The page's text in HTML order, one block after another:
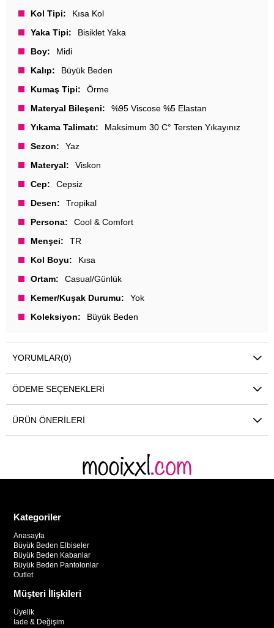
Kol Tipi
Kısa Kol
Yaka Tipi
Bisiklet Yaka
Boy
Midi
Kalıp
Büyük Beden
Kumaş Tipi
Örme
Materyal Bileşeni
%95 Viscose %5 Elastan
Yıkama Talimatı
Maksimum 30 C° Tersten Yıkayınız
Sezon
Yaz
Materyal
Viskon
Cep
Cepsiz
Desen
Tropikal
Persona
Cool & Comfort
Menşei
TR
Kol Boyu
Kısa
Ortam
Casual/Günlük
Kemer/Kuşak Durumu
Yok
Koleksiyon
Büyük Beden
YORUMLAR(0)
ÖDEME SEÇENEKLERI
ÜRÜN ÖNERILERI
Kategoriler
Anasayfa
Büyük Beden Elbiseler
Büyük Beden Kabanlar
Büyük Beden Pantolonlar
Outlet
Müşteri İlişkileri
Üyelik
İade & Değişim